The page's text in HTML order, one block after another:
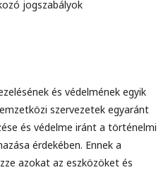
jogszabályok
és védelmének egyik
szervezetek egyaránt
és védelme iránt a történelmi
érdekében. Ennek a
azokat az eszközöket és